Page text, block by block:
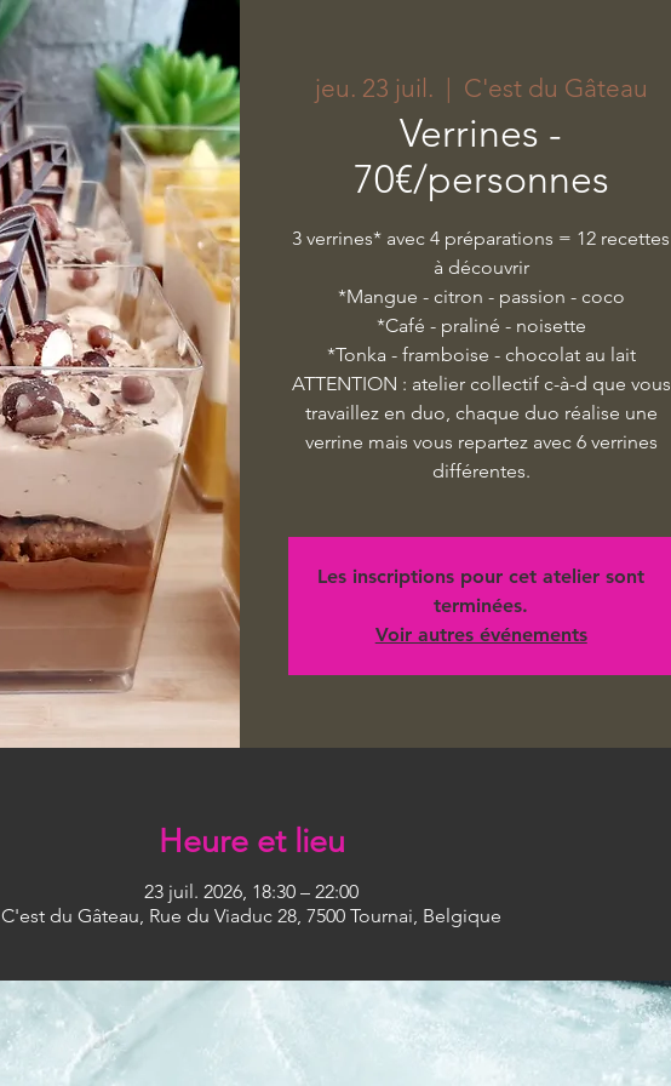
jeu. 23 juil.
  |
C'est du Gâteau
Verrines -
70€/personnes
3 verrines* avec 4 préparations = 12 recettes
à découvrir
*Mangue - citron - passion - coco
*Café - praliné - noisette
*Tonka - framboise - chocolat au lait
ATTENTION : atelier collectif c-à-d que vous
travaillez en duo, chaque duo réalise une
verrine mais vous repartez avec 6 verrines
différentes.
Les inscriptions pour cet atelier sont
terminées.
Voir autres événements
Heure et lieu
23 juil. 2026, 18:30 – 22:00
C'est du Gâteau, Rue du Viaduc 28, 7500 Tournai, Belgique